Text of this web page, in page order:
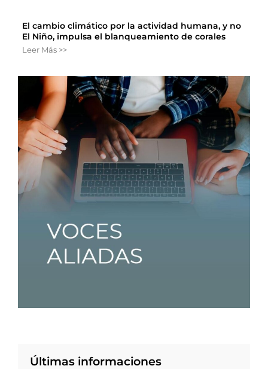
El cambio climático por la actividad humana, y no
El Niño, impulsa el blanqueamiento de corales
Leer Más >>
Últimas informaciones